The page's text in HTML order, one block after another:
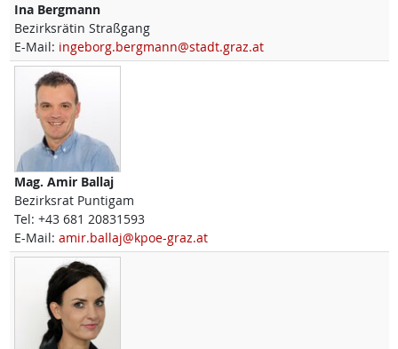
Ina Bergmann
Bezirksrätin Straßgang
E-Mail: ingeborg.bergmann@stadt.graz.at
Mag. Amir Ballaj
Bezirksrat Puntigam
Tel: +43 681 20831593
E-Mail: amir.ballaj@kpoe-graz.at